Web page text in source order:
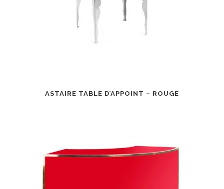
ASTAIRE TABLE D’APPOINT – ROUGE